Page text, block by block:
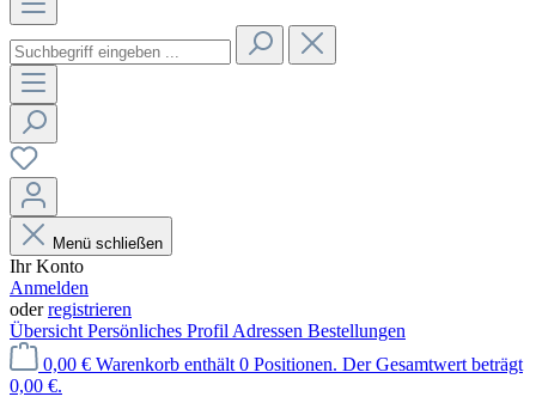
Menü schließen
Ihr Konto
Anmelden
oderregistrieren
Übersicht Persönliches Profil Adressen Bestellungen
0,00 € Warenkorb enthält 0 Positionen. Der Gesamtwert beträgt
0,00 €.